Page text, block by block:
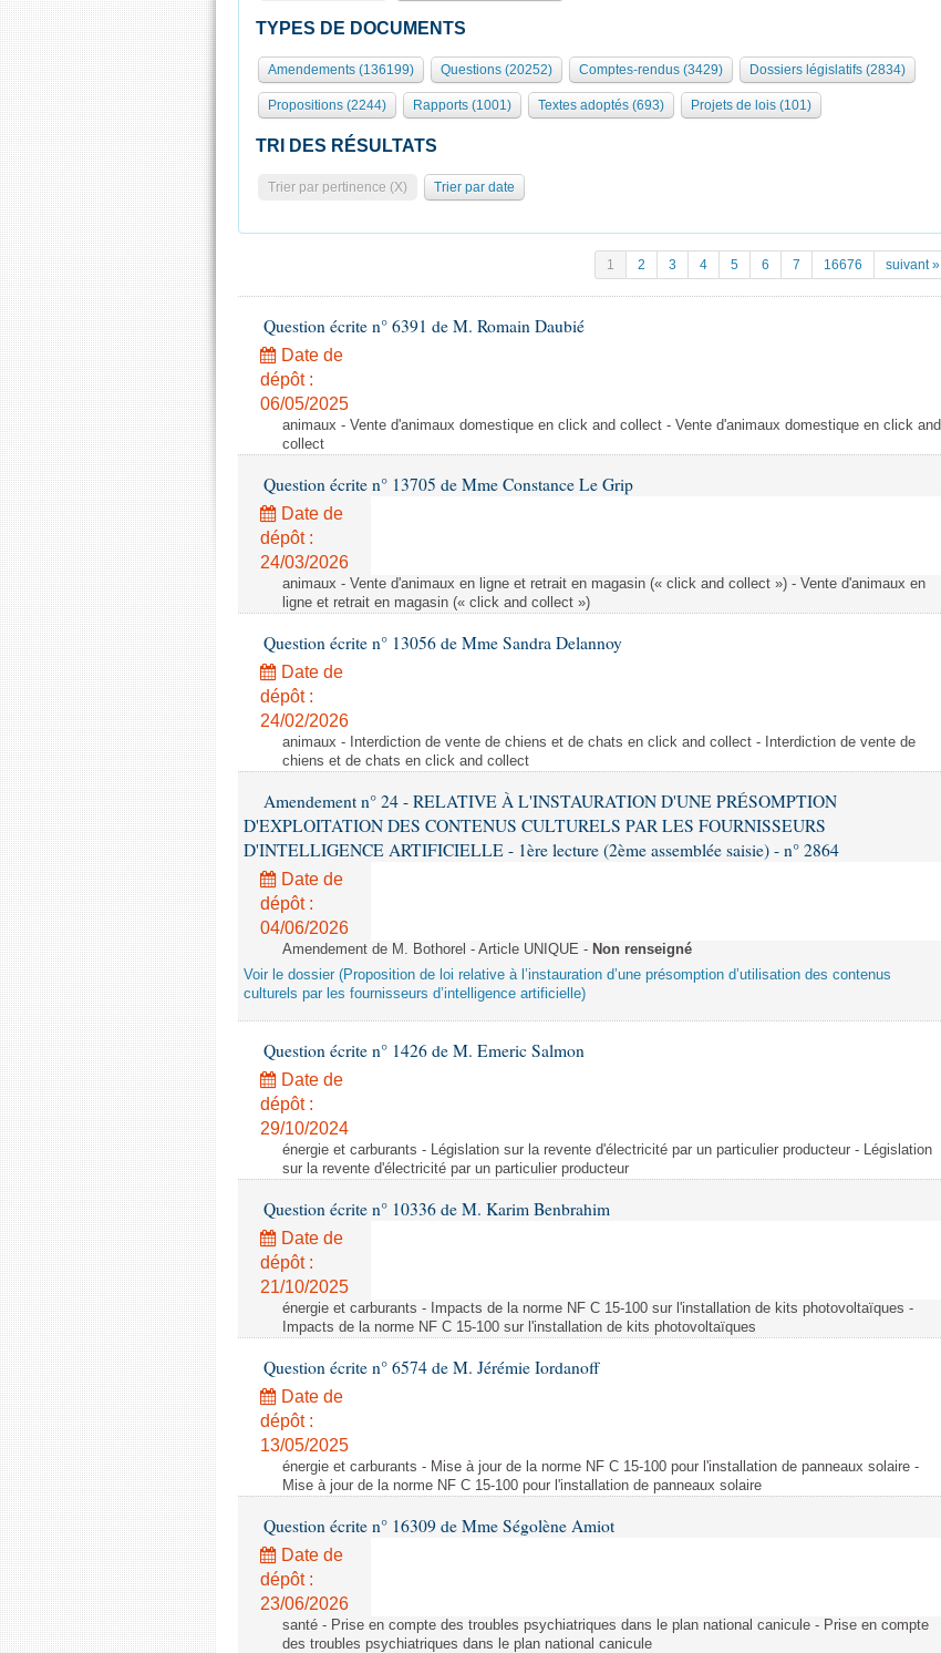
TYPES DE DOCUMENTS
Amendements (136199) Questions (20252) Comptes-rendus (3429) Dossiers législatifs (2834)
Propositions (2244) Rapports (1001) Textes adoptés (693) Projets de lois (101)
TRI DES RÉSULTATS
Trier par pertinence (X) Trier par date
1 2 3 4 5 6 7 16676 suivant »
Question écrite n° 6391 de M. Romain Daubié
Date de
dépôt :
06/05/2025
animaux - Vente d'animaux domestique en click and collect - Vente d'animaux domestique en click and
collect
Question écrite n° 13705 de Mme Constance Le Grip
Date de
dépôt :
24/03/2026
animaux - Vente d'animaux en ligne et retrait en magasin (« click and collect ») - Vente d'animaux en
ligne et retrait en magasin (« click and collect »)
Question écrite n° 13056 de Mme Sandra Delannoy
Date de
dépôt :
24/02/2026
animaux - Interdiction de vente de chiens et de chats en click and collect - Interdiction de vente de
chiens et de chats en click and collect
Amendement n° 24 - RELATIVE À L'INSTAURATION D'UNE PRÉSOMPTION
D'EXPLOITATION DES CONTENUS CULTURELS PAR LES FOURNISSEURS
D'INTELLIGENCE ARTIFICIELLE - 1ère lecture (2ème assemblée saisie) - n° 2864
Date de
dépôt :
04/06/2026
Amendement de M. Bothorel - Article UNIQUE - Non renseigné
Voir le dossier (Proposition de loi relative à l’instauration d’une présomption d’utilisation des contenus
culturels par les fournisseurs d’intelligence artificielle)
Question écrite n° 1426 de M. Emeric Salmon
Date de
dépôt :
29/10/2024
énergie et carburants - Législation sur la revente d'électricité par un particulier producteur - Législation
sur la revente d'électricité par un particulier producteur
Question écrite n° 10336 de M. Karim Benbrahim
Date de
dépôt :
21/10/2025
énergie et carburants - Impacts de la norme NF C 15-100 sur l'installation de kits photovoltaïques -
Impacts de la norme NF C 15-100 sur l'installation de kits photovoltaïques
Question écrite n° 6574 de M. Jérémie Iordanoff
Date de
dépôt :
13/05/2025
énergie et carburants - Mise à jour de la norme NF C 15-100 pour l'installation de panneaux solaire -
Mise à jour de la norme NF C 15-100 pour l'installation de panneaux solaire
Question écrite n° 16309 de Mme Ségolène Amiot
Date de
dépôt :
23/06/2026
santé - Prise en compte des troubles psychiatriques dans le plan national canicule - Prise en compte
des troubles psychiatriques dans le plan national canicule